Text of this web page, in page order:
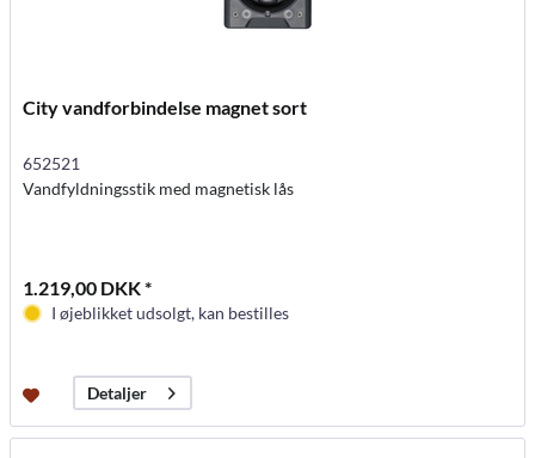
City vandforbindelse magnet sort
652521
Vandfyldningsstik med magnetisk lås
1.219,00 DKK *
I øjeblikket udsolgt, kan bestilles
Detaljer